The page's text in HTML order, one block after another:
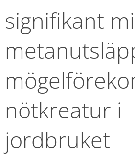
signifikant
nötkreatur i
jordbruket